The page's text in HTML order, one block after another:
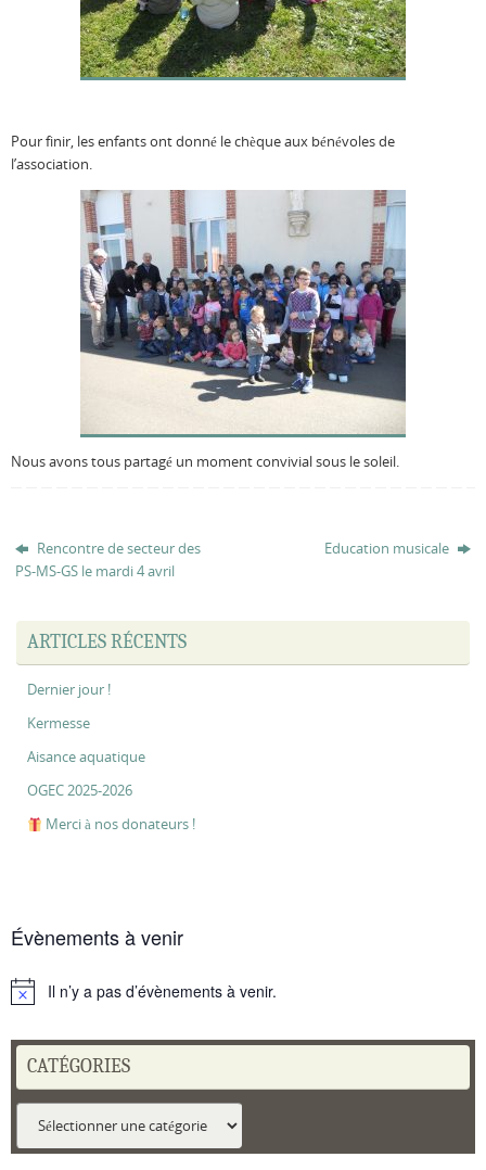
Pour finir, les enfants ont donné le chèque aux bénévoles de
l’association.
Nous avons tous partagé un moment convivial sous le soleil.
Rencontre de secteur des
PS-MS-GS le mardi 4 avril
Education musicale
ARTICLES RÉCENTS
Dernier jour !
Kermesse
Aisance aquatique
OGEC 2025-2026
Merci à nos donateurs !
Évènements à venir
NoticeIl n’y a pas d’évènements à venir.
CATÉGORIES